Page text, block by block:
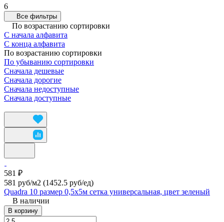
6
Все фильтры
По возрастанию сортировки
С начала алфавита
С конца алфавита
По возрастанию сортировки
По убыванию сортировки
Сначала дешевые
Сначала дорогие
Сначала недоступные
Сначала доступные
581 ₽
581 руб/м2 (1452.5 руб/eд)
Quadra 10 размер 0,5х5м сетка универсальная, цвет зеленый
В наличии
В корзину